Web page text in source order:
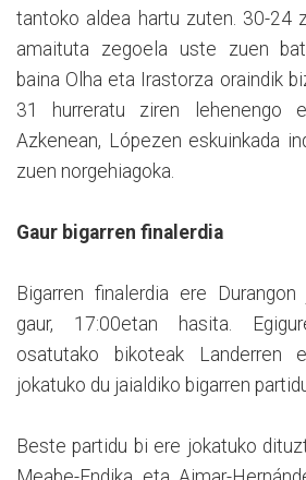
tantoko aldea hartu zuten. 30-24
amaituta zegoela uste zuen
baina Olha eta Irastorza oraindik
31 hurreratu ziren lehenengo
Azkenean, Lópezen eskuinkada
zuen norgehiagoka.
Gaur bigarren finalerdia
Bigarren finalerdia ere
gaur, 17:00etan hasita.
osatutako bikoteak Landerren
jokatuko du jaialdiko bigarren
Beste partidu bi ere jokatuko